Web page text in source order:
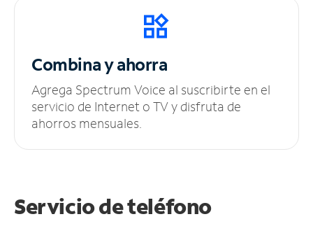
Combina y ahorra
Agrega Spectrum Voice al suscribirte en el
servicio de Internet o TV y disfruta de
ahorros mensuales.
Servicio de teléfono